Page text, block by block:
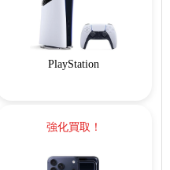
PlayStation
強化買取！